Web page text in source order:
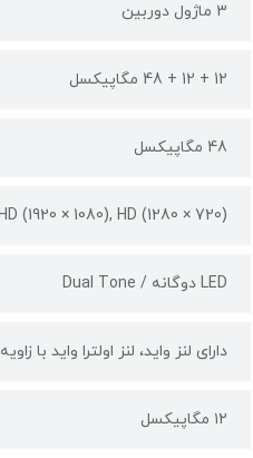
3 ماژول دوربین
12 + 12 + 48 مگاپیکسل
48 مگاپیکسل
(4K (3840 × 3840), Full HD (1920 × 1080), HD (1280 × 720
LED دوگانه / Dual Tone
دارای لنز واید، لنز اولترا واید با زاویه 120 درجه، قابلیت ثبت موقعیت جغرافیایی تصویر، قابلیت تشخیص چهره، قابلیت عکاسی HDR
۱۲ مگاپیکسل